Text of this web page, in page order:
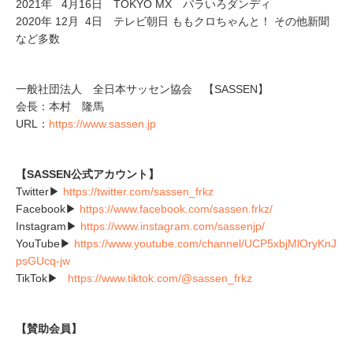
2021年 4月16日 TOKYO MX バラいろダンディ
2020年 12月 4日 テレビ朝日 ももクロちゃんと！ その他新聞
など多数
一般社団法人 全日本サッセン協会 【SASSEN】
会長：本村 隆馬
URL： https://www.sassen.jp
【SASSEN公式アカウント】
Twitter▶ https://twitter.com/sassen_frkz
Facebook▶ https://www.facebook.com/sassen.frkz/
Instagram▶ https://www.instagram.com/sassenjp/
YouTube▶ https://www.youtube.com/channel/UCP5xbjMlOryKnJ
psGUcq-jw
TikTok▶ https://www.tiktok.com/@sassen_frkz
【賛助会員】